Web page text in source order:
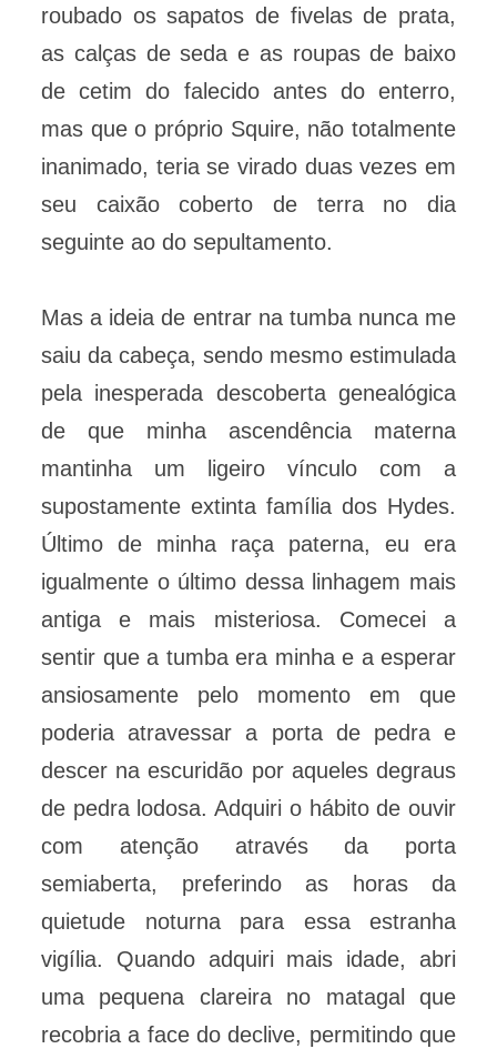
roubado os sapatos de fivelas de prata,
as calças de seda e as roupas de baixo
de cetim do falecido antes do enterro,
mas que o próprio Squire, não totalmente
inanimado, teria se virado duas vezes em
seu caixão coberto de terra no dia
seguinte ao do sepultamento.
Mas a ideia de entrar na tumba nunca me
saiu da cabeça, sendo mesmo estimulada
pela inesperada descoberta genealógica
de que minha ascendência materna
mantinha um ligeiro vínculo com a
supostamente extinta família dos Hydes.
Último de minha raça paterna, eu era
igualmente o último dessa linhagem mais
antiga e mais misteriosa. Comecei a
sentir que a tumba era minha e a esperar
ansiosamente pelo momento em que
poderia atravessar a porta de pedra e
descer na escuridão por aqueles degraus
de pedra lodosa. Adquiri o hábito de ouvir
com atenção através da porta
semiaberta, preferindo as horas da
quietude noturna para essa estranha
vigília. Quando adquiri mais idade, abri
uma pequena clareira no matagal que
recobria a face do declive, permitindo que